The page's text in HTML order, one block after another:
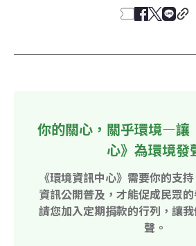
你的關心，關乎環境—讓
心》為環境發
《環境資訊中心》需要你的支
資訊公開普及，才能促成民眾
請您加入定期捐款的行列，讓
聲。